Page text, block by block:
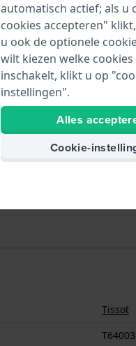
Tissot
automatisch actief; als u
cookies accepteren"
u ook de optionele
wilt kiezen welke cookies
inschakelt, klikt u op
instellingen".
Alles
Cookie-